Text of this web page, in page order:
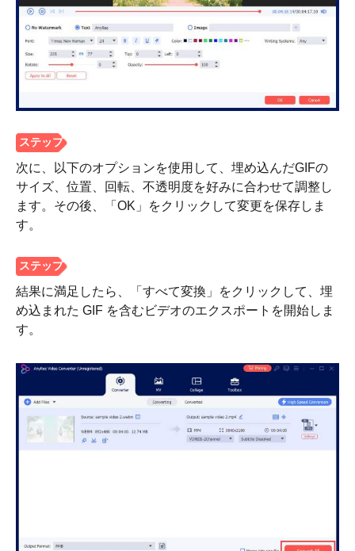
2。
次に、以下のオプションを使用して、埋め込んだGIFの
サイズ、位置、回転、不透明度を好みに合わせて調整し
ます。その後、「OK」をクリックして変更を保存しま
す。
結果に満足したら、「すべて変換」をクリックして、埋
め込まれた GIF を含むビデオのエクスポートを開始しま
す。